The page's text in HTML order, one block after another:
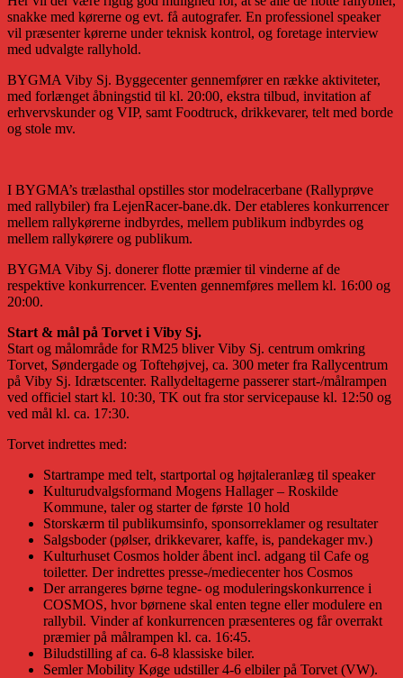
snakke med kørerne og evt. få autografer. En professionel speaker
vil præsenter kørerne under teknisk kontrol, og foretage interview
med udvalgte rallyhold.
BYGMA Viby Sj. Byggecenter gennemfører en række aktiviteter,
med forlænget åbningstid til kl. 20:00, ekstra tilbud, invitation af
erhvervskunder og VIP, samt Foodtruck, drikkevarer, telt med borde
og stole mv.
I BYGMA’s trælasthal opstilles stor modelracerbane (Rallyprøve
med rallybiler) fra LejenRacer-bane.dk. Der etableres konkurrencer
mellem rallykørerne indbyrdes, mellem publikum indbyrdes og
mellem rallykørere og publikum.
BYGMA Viby Sj. donerer flotte præmier til vinderne af de
respektive konkurrencer. Eventen gennemføres mellem kl. 16:00 og
20:00.
Start & mål på Torvet i Viby Sj.
Start og målområde for RM25 bliver Viby Sj. centrum omkring
Torvet, Søndergade og Toftehøjvej, ca. 300 meter fra Rallycentrum
på Viby Sj. Idrætscenter. Rallydeltagerne passerer start-/målrampen
ved officiel start kl. 10:30, TK out fra stor servicepause kl. 12:50 og
ved mål kl. ca. 17:30.
Torvet indrettes med:
Startrampe med telt, startportal og højtaleranlæg til speaker
Kulturudvalgsformand Mogens Hallager – Roskilde
Kommune, taler og starter de første 10 hold
Storskærm til publikumsinfo, sponsorreklamer og resultater
Salgsboder (pølser, drikkevarer, kaffe, is, pandekager mv.)
Kulturhuset Cosmos holder åbent incl. adgang til Cafe og
toiletter. Der indrettes presse-/mediecenter hos Cosmos
Der arrangeres børne tegne- og moduleringskonkurrence i
COSMOS, hvor børnene skal enten tegne eller modulere en
rallybil. Vinder af konkurrencen præsenteres og får overrakt
præmier på målrampen kl. ca. 16:45.
Biludstilling af ca. 6-8 klassiske biler.
Semler Mobility Køge udstiller 4-6 elbiler på Torvet (VW).